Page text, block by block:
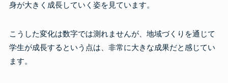
身が大きく成長していく姿を見ています。
こうした変化は数字では測れませんが、地域づくりを通じて
学生が成長するという点は、非常に大きな成果だと感じてい
ます。